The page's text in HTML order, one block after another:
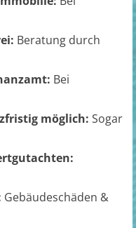
Beratung durch
Bei
möglich: Sogar
Gebäudeschäden &